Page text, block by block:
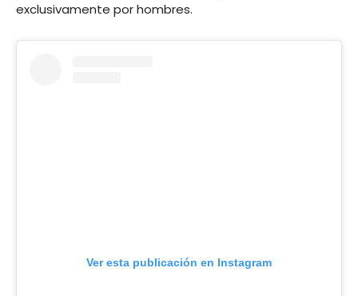
exclusivamente por hombres.
Ver esta publicación en Instagram